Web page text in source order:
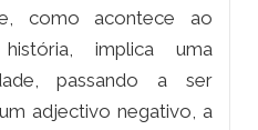
como acontece ao
implica uma
passando a ser
adjectivo negativo, a